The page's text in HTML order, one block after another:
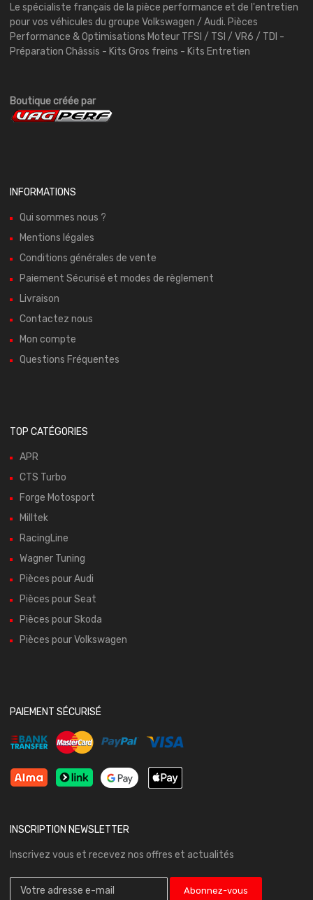
Le spécialiste français de la pièce performance et de l'entretien
pour vos véhicules du groupe Volkswagen / Audi. Pièces
Performance & Optimisations Moteur TFSI / TSI / VR6 / TDI -
Préparation Châssis - Kits Gros freins - Kits Entretien
Boutique créée par
INFORMATIONS
Qui sommes nous ?
Mentions légales
Conditions générales de vente
Paiement Sécurisé et modes de règlement
Livraison
Contactez nous
Mon compte
Questions Fréquentes
TOP CATÉGORIES
APR
CTS Turbo
Forge Motosport
Milltek
RacingLine
Wagner Tuning
Pièces pour Audi
Pièces pour Seat
Pièces pour Skoda
Pièces pour Volkswagen
PAIEMENT SÉCURISÉ
INSCRIPTION NEWSLETTER
Inscrivez vous et recevez nos offres et actualités